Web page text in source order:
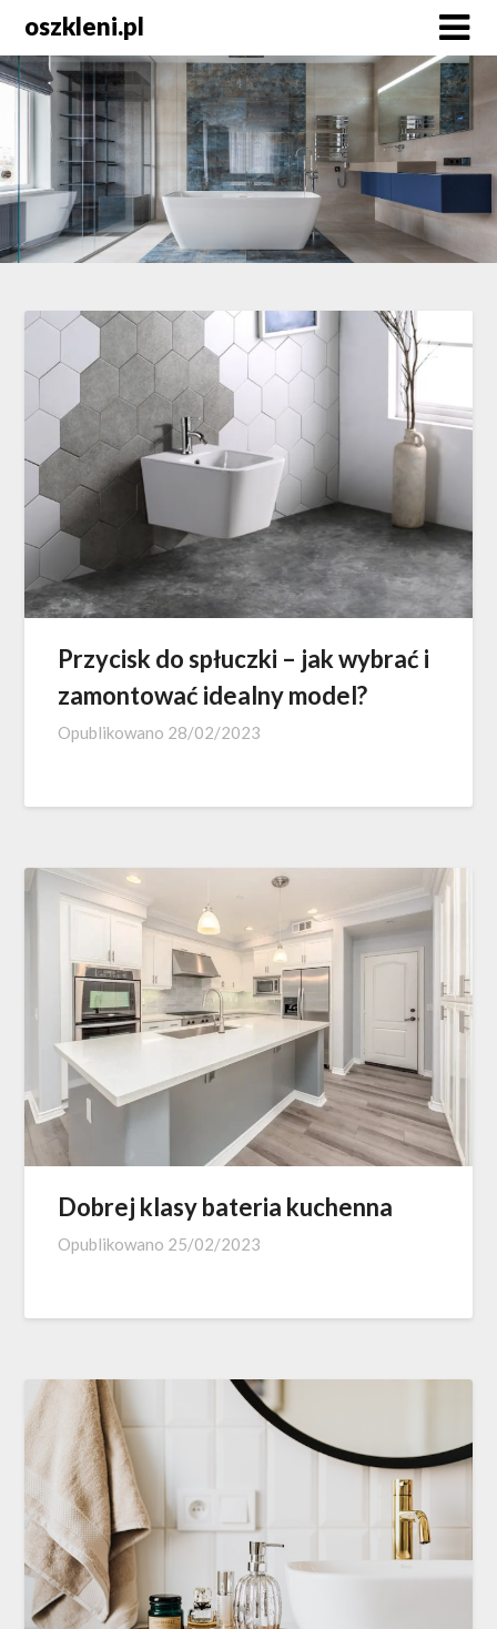
content
oszkleni.pl
Przycisk do spłuczki – jak wybrać i
zamontować idealny model?
Opublikowano 28/02/2023
Dobrej klasy bateria kuchenna
Opublikowano 25/02/2023